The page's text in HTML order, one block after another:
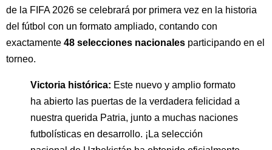
de la FIFA 2026 se celebrará por primera vez en la historia
del fútbol con un formato ampliado, contando con
exactamente 48 selecciones nacionales participando en el
torneo.
Victoria histórica: Este nuevo y amplio formato
ha abierto las puertas de la verdadera felicidad a
nuestra querida Patria, junto a muchas naciones
futbolísticas en desarrollo. ¡La selección